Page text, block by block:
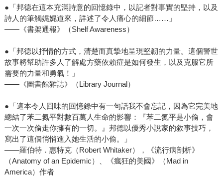
●「邦德在這本充滿詩意的回憶錄中，以記者對事實的堅持，以及
詩人的筆觸娓娓道來，詳述了令人痛心的細節……」
——《書架通報》（Shelf Awareness）
●「邦德以抒情的方式，清楚而真摯地呈現堅韌的力量。這個警世
故事將幫助許多人了解處方藥依賴症是如何發生，以及克服它所
需要的力量和勇氣！」
——《圖書館雜誌》（Library Journal）
●「這本令人回味的回憶錄中有一句話我不會忘記，因為它完美地
總結了苯二氮平對數百萬人生命的影響：『苯二氮平是小偷，會
一次一次偷走你擁有的一切。』邦德以優秀小說家的敘事技巧，
寫出了這個悄悄進入她生活的小偷。」
——羅伯特．惠特克（Robert Whitaker），《流行病剖析》
（Anatomy of an Epidemic）、《瘋狂的美國》（Mad in
America）作者